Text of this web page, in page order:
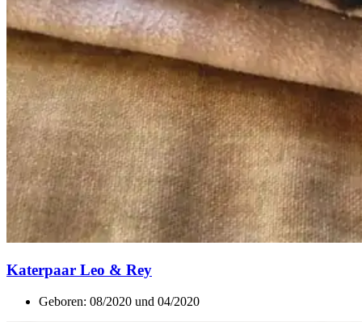
Katerpaar Leo & Rey
Geboren: 08/2020 und 04/2020